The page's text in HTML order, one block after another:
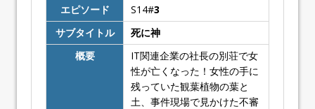
エピソード S14#3
サブタイトル
死に神
概要
IT関連企業の社長の別荘で女
性が亡くなった！女性の手に
残っていた観葉植物の葉と
土、事件現場で見かけた不審